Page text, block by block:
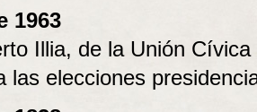
1963
Illia, de la Unión Cívica
las elecciones